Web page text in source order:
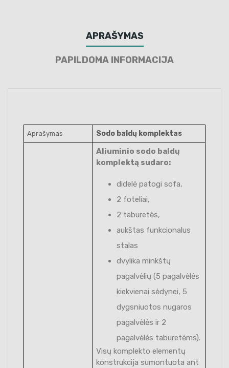
APRAŠYMAS
PAPILDOMA INFORMACIJA
Aprašymas Sodo baldų komplektas
Aliuminio sodo baldų
komplektą sudaro:
didelė patogi sofa,
2 foteliai,
2 taburetės,
aukštas funkcionalus
stalas
dvylika minkštų
pagalvėlių (5 pagalvėlės
kiekvienai sėdynei, 5
dygsniuotos nugaros
pagalvėlės ir 2
pagalvėlės taburetėms).
Visų komplekto elementų
konstrukcija sumontuota ant